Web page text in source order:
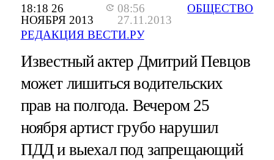
18:18 26
НОЯБРЯ 2013
08:56
27.11.2013
РЕДАКЦИЯ ВЕСТИ.РУ
ОБЩЕСТВО
Известный актер Дмитрий Певцов
может лишиться водительских
прав на полгода. Вечером 25
ноября артист грубо нарушил
ПДД и выехал под запрещающий